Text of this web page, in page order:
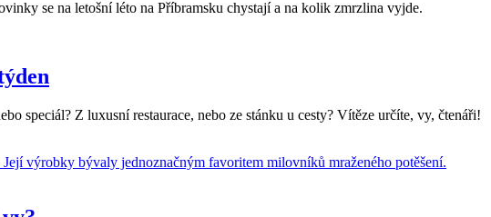
se na letošní léto na Příbramsku chystají a na kolik zmrzlina vyjde.
speciál? Z luxusní restaurace, nebo ze stánku u cesty? Vítěze určíte, vy, čtenáři!